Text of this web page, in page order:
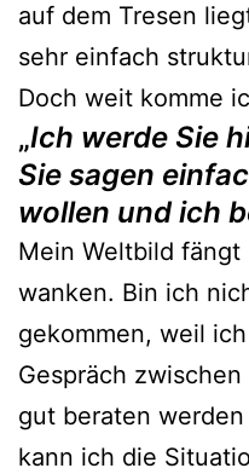
auf dem Tresen
sehr einfach
Doch weit komme
„Ich werde Sie
Sie sagen
wollen und ich
Mein Weltbild
wanken. Bin ich
gekommen, weil
Gespräch
gut beraten
kann ich die